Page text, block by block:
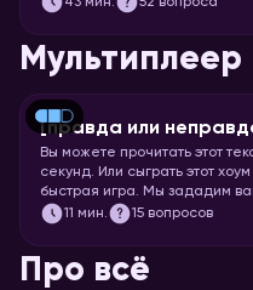
Мультиплеер
[правда или
Вы можете прочитать этот
секунд. Или сыграть этот
быстрая игра. Мы зададим
задача – угадать, правда это
11 мин. 15 вопросов
Про всё